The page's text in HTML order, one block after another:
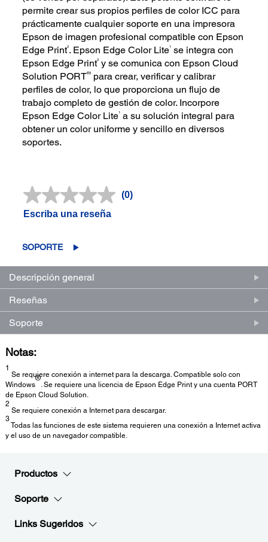
permite crear sus propios perfiles de color ICC para
prácticamente cualquier soporte en una impresora
Epson de imagen profesional compatible con Epson
Edge Print2. Epson Edge Color Lite1 se integra con
Epson Edge Print2 y se comunica con Epson Cloud
Solution PORT®3
para crear, verificar y calibrar
perfiles de color, lo que proporciona un flujo de
trabajo completo de gestión de color. Incorpore
Epson Edge Color Lite1 a su solución integral para
obtener un color uniforme y sencillo en diversos
soportes.
Sin
(0)
Escriba una reseña
SOPORTE
Descripción general
Reseñas
Soporte
Notas:
1
Se requiere conexión a internet para la descarga. Compatible solo con
Windows
®
. Se requiere una licencia de Epson Edge Print y una cuenta PORT
de Epson Cloud Solution.
2
Se requiere conexión a Internet para descargar.
3
Todas las funciones de este sistema requieren una conexión a Internet activa
y el uso de un navegador compatible.
Productos
Soporte
Links Sugeridos